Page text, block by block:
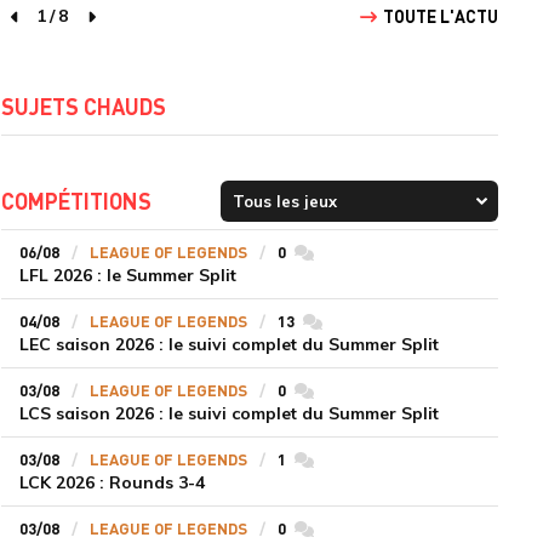
page précédente
1/8
page suivante
TOUTE L'ACTU
SUJETS CHAUDS
COMPÉTITIONS
06/08 LEAGUE OF LEGENDS 0commentaires
LFL 2026 : le Summer Split
04/08 LEAGUE OF LEGENDS 13commentaires
LEC saison 2026 : le suivi complet du Summer Split
03/08 LEAGUE OF LEGENDS 0commentaires
LCS saison 2026 : le suivi complet du Summer Split
03/08 LEAGUE OF LEGENDS 1 commentaires
LCK 2026 : Rounds 3-4
03/08 LEAGUE OF LEGENDS 0commentaires